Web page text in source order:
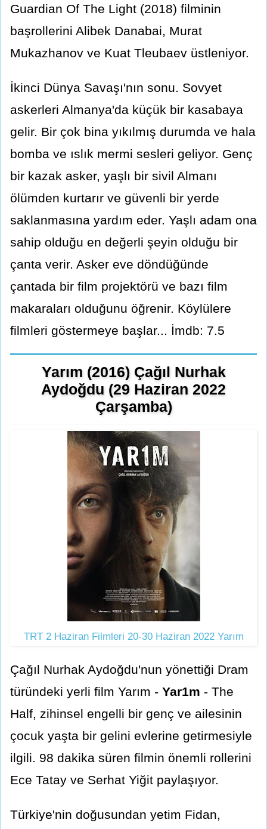
Guardian Of The Light (2018) filminin
başrollerini Alibek Danabai, Murat
Mukazhanov ve Kuat Tleubaev üstleniyor.
İkinci Dünya Savaşı'nın sonu. Sovyet
askerleri Almanya'da küçük bir kasabaya
gelir. Bir çok bina yıkılmış durumda ve hala
bomba ve ıslık mermi sesleri geliyor. Genç
bir kazak asker, yaşlı bir sivil Almanı
ölümden kurtarır ve güvenli bir yerde
saklanmasına yardım eder. Yaşlı adam ona
sahip olduğu en değerli şeyin olduğu bir
çanta verir. Asker eve döndüğünde
çantada bir film projektörü ve bazı film
makaraları olduğunu öğrenir. Köylülere
filmleri göstermeye başlar... İmdb: 7.5
Yarım (2016) Çağıl Nurhak
Aydoğdu (29 Haziran 2022
Çarşamba)
TRT 2 Haziran Filmleri 20-30 Haziran 2022 Yarım
Çağıl Nurhak Aydoğdu'nun yönettiği Dram
türündeki yerli film Yarım - Yar1m - The
Half, zihinsel engelli bir genç ve ailesinin
çocuk yaşta bir gelini evlerine getirmesiyle
ilgili. 98 dakika süren filmin önemli rollerini
Ece Tatay ve Serhat Yiğit paylaşıyor.
Türkiye'nin doğusundan yetim Fidan,